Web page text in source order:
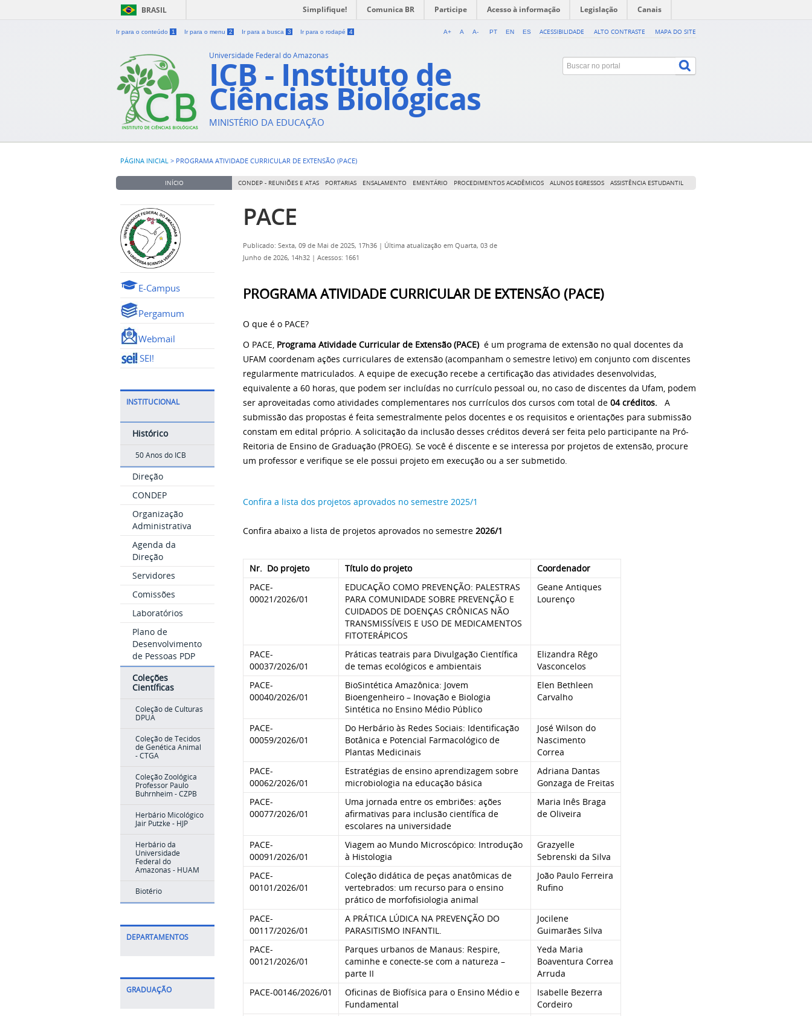
BRASIL Simplifique! Comunica BR Participe Acesso à informação Legislação Canais
Ir para o conteúdo 1 Ir para o menu 2 Ir para a busca 3 Ir para o rodapé 4 ACESSIBILIDADE ALTO CONTRASTE MAPA DO SITE
A+ A A- PT EN ES
Universidade Federal do Amazonas
ICB - Instituto de
Ciências Biológicas
MINISTÉRIO DA EDUCAÇÃO
PÁGINA INICIAL > PROGRAMA ATIVIDADE CURRICULAR DE EXTENSÃO (PACE)
INÍCIO CONDEP - REUNIÕES E ATAS PORTARIAS ENSALAMENTO EMENTÁRIO PROCEDIMENTOS ACADÊMICOS ALUNOS EGRESSOS ASSISTÊNCIA ESTUDANTIL
E-Campus
Pergamum
Webmail
SEI!
INSTITUCIONAL
Histórico
50 Anos do ICB
Direção
CONDEP
Organização
Administrativa
Agenda da
Direção
Servidores
Comissões
Laboratórios
Plano de
Desenvolvimento
de Pessoas PDP
Coleções
Científicas
Coleção de Culturas
DPUA
Coleção de Tecidos
de Genética Animal
- CTGA
Coleção Zoológica
Professor Paulo
Buhrnheim - CZPB
Herbário Micológico
Jair Putzke - HJP
Herbário da
Universidade
Federal do
Amazonas - HUAM
Biotério
DEPARTAMENTOS
GRADUAÇÃO
PACE
Publicado: Sexta, 09 de Mai de 2025, 17h36 | Última atualização em Quarta, 03 de
Junho de 2026, 14h32 | Acessos: 1661
PROGRAMA ATIVIDADE CURRICULAR DE EXTENSÃO (PACE)
O que é o PACE?
O PACE, Programa Atividade Curricular de Extensão (PACE)é um programa de extensão no qual docentes da
UFAM coordenam ações curriculares de extensão (acompanham o semestre letivo) em conjunto com discentes
regularmente matriculados. A equipe de execução recebe a certificação das atividades desenvolvidas,
equivalente a 60 horas, que podem ser incluídas no currículo pessoal ou, no caso de discentes da Ufam, podem
ser aproveitadas como atividades complementares nos currículos dos cursos com total de 04 créditos. A
submissão das propostas é feita semestralmente pelos docentes e os requisitos e orientações para submissão
constam em edital próprio. A solicitação da inclusão desses créditos deverá ser feita pelo participante na Pró-
Reitoria de Ensino de Graduação (PROEG). Se você é discente e se interessa por projetos de extensão, procure
um professor e verifique se ele possui projeto em execução ou a ser submetido.
Confira a lista dos projetos aprovados no semestre 2025/1
Confira abaixo a lista de projetos aprovados no semestre 2026/1
Nr. Do projeto Título do projeto
Coordenador
PACE-
00021/2026/01
EDUCAÇÃO COMO PREVENÇÃO: PALESTRAS
PARA COMUNIDADE SOBRE PREVENÇÃO E
CUIDADOS DE DOENÇAS CRÔNICAS NÃO
TRANSMISSÍVEIS E USO DE MEDICAMENTOS
FITOTERÁPICOS
Geane Antiques
Lourenço
PACE-
00037/2026/01
Práticas teatrais para Divulgação Científica
de temas ecológicos e ambientais
Elizandra Rêgo
Vasconcelos
PACE-
00040/2026/01
BioSintética Amazônica: Jovem
Bioengenheiro – Inovação e Biologia
Sintética no Ensino Médio Público
Elen Bethleen
Carvalho
PACE-
00059/2026/01
Do Herbário às Redes Sociais: Identificação
Botânica e Potencial Farmacológico de
Plantas Medicinais
José Wilson do
Nascimento
Correa
PACE-
00062/2026/01
Estratégias de ensino aprendizagem sobre
microbiologia na educação básica
Adriana Dantas
Gonzaga de Freitas
PACE-
00077/2026/01
Uma jornada entre os embriões: ações
afirmativas para inclusão científica de
escolares na universidade
Maria Inês Braga
de Oliveira
PACE-
00091/2026/01
Viagem ao Mundo Microscópico: Introdução
à Histologia
Grazyelle
Sebrenski da Silva
PACE-
00101/2026/01
Coleção didática de peças anatômicas de
vertebrados: um recurso para o ensino
prático de morfofisiologia animal
João Paulo Ferreira
Rufino
PACE-
00117/2026/01
A PRÁTICA LÚDICA NA PREVENÇÃO DO
PARASITISMO INFANTIL.
Jocilene
Guimarães Silva
PACE-
00121/2026/01
Parques urbanos de Manaus: Respire,
caminhe e conecte-se com a natureza –
parte II
Yeda Maria
Boaventura Correa
Arruda
PACE-00146/2026/01
Oficinas de Biofísica para o Ensino Médio e
Fundamental
Isabelle Bezerra
Cordeiro